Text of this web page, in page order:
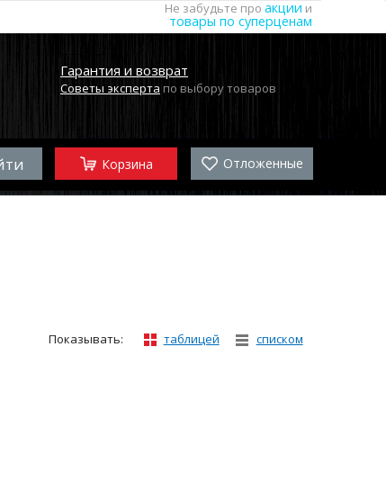
Не забудьте про акции и
товары по суперценам
Гарантия и возврат
Советы эксперта по выбору товаров
Корзина Отложенные
Показывать: таблицей списком